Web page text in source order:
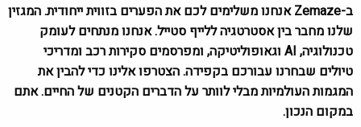
ב-Zemaze אנחנו משלימים לכם את הפערים בזווית ייחודית. המגזין
שלנו מחבר בין אסטרטגיה ללייף סטייל. אנחנו מנתחים לעומק
טכנולוגיה, AI וגאופוליטיקה, ומפרסמים סקירות רכב ומדריכי
טיולים שבחרנו עבורכם בקפידה. הצטרפו אלינו כדי להבין את
המגמות העולמיות מבלי לוותר על הדברים הקטנים של החיים. אתם
במקום הנכון.